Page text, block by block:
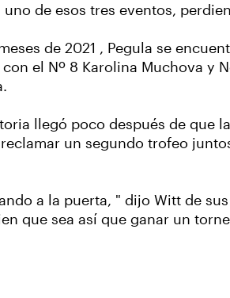
de esos tres eventos,
de 2021 , Pegula se
el Nº 8 Karolina Muchova y
llegó poco después de que
un segundo trofeo
a la puerta, " dijo Witt de
que sea así que ganar un